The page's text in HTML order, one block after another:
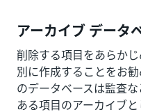
アーカイブ データ
削除する項目をあらか
別に作成することをお
のデータベースは監査
ある項目のアーカイブと